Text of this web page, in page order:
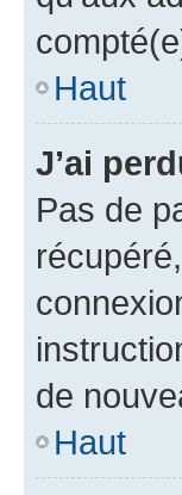
Haut
J’ai
Pas de
de
Haut